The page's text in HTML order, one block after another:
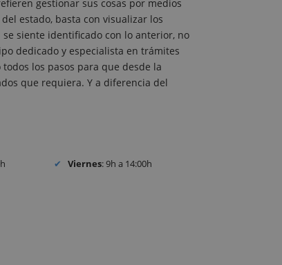
gestionar sus cosas por medios
estado, basta con visualizar los
siente identificado con lo anterior, no
dedicado y especialista en trámites
los pasos para que desde la
que requiera. Y a diferencia del
Viernes: 9h a 14:00h